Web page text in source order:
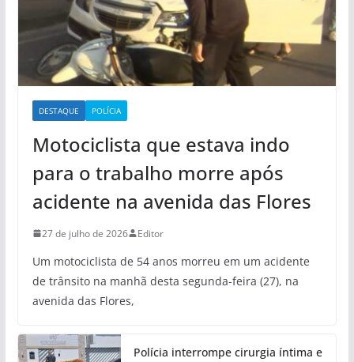
DESTAQUE POLÍCIA
Motociclista que estava indo
para o trabalho morre após
acidente na avenida das Flores
27 de julho de 2026 Editor
Um motociclista de 54 anos morreu em um acidente
de trânsito na manhã desta segunda-feira (27), na
avenida das Flores,
Polícia interrompe cirurgia íntima e